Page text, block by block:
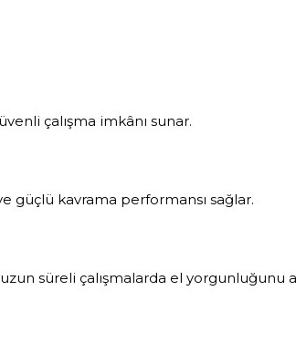
çalışma imkânı sunar.
güçlü kavrama performansı sağlar.
süreli çalışmalarda el yorgunluğunu